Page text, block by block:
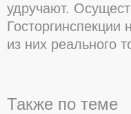
удручают.
Госторгинспекции
из них реального
Также по теме